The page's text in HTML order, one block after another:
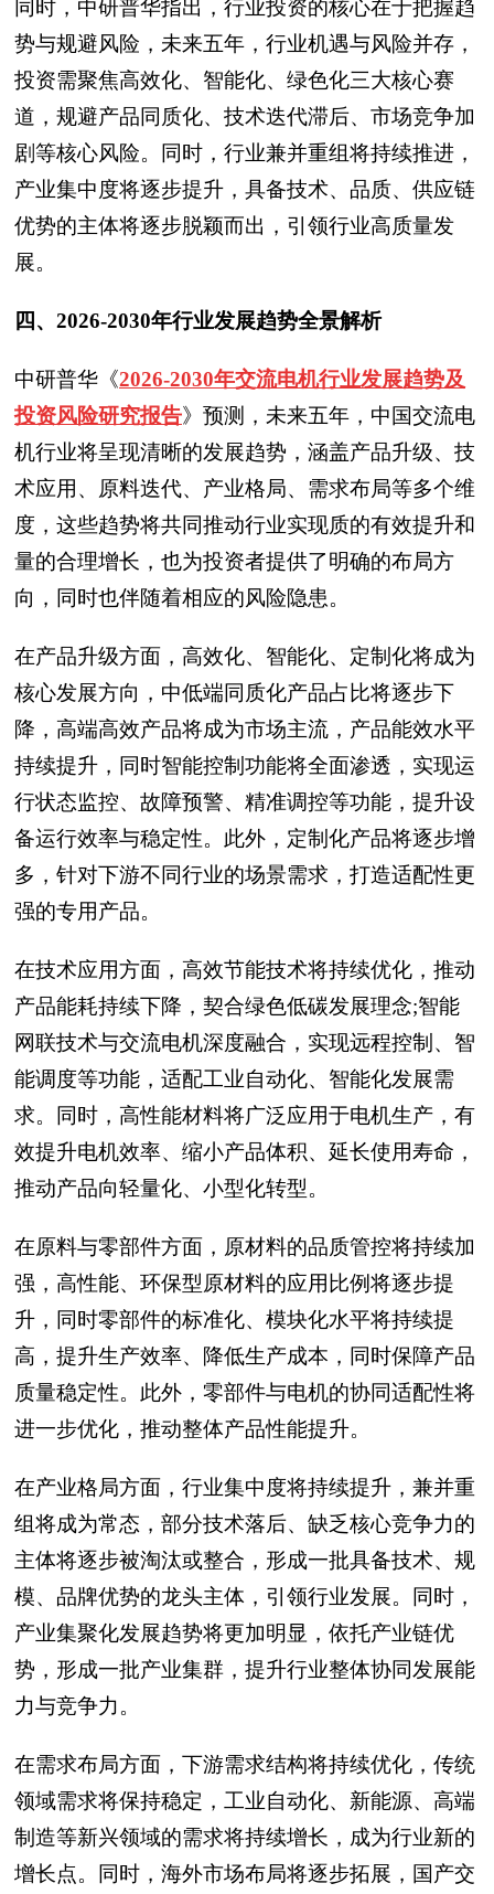
同时，中研普华指出，行业投资的核心在于把握趋
势与规避风险，未来五年，行业机遇与风险并存，
投资需聚焦高效化、智能化、绿色化三大核心赛
道，规避产品同质化、技术迭代滞后、市场竞争加
剧等核心风险。同时，行业兼并重组将持续推进，
产业集中度将逐步提升，具备技术、品质、供应链
优势的主体将逐步脱颖而出，引领行业高质量发
展。
四、2026-2030年行业发展趋势全景解析
中研普华 《2026-2030年交流电机行业发展趋势及
投资风险研究报告》预测， 未来五年，中国交流电
机行业将呈现清晰的发展趋势，涵盖产品升级、技
术应用、原料迭代、产业格局、需求布局等多个维
度，这些趋势将共同推动行业实现质的有效提升和
量的合理增长，也为投资者提供了明确的布局方
向，同时也伴随着相应的风险隐患。
在产品升级方面，高效化、智能化、定制化将成为
核心发展方向，中低端同质化产品占比将逐步下
降，高端高效产品将成为市场主流，产品能效水平
持续提升，同时智能控制功能将全面渗透，实现运
行状态监控、故障预警、精准调控等功能，提升设
备运行效率与稳定性。此外，定制化产品将逐步增
多，针对下游不同行业的场景需求，打造适配性更
强的专用产品。
在技术应用方面，高效节能技术将持续优化，推动
产品能耗持续下降，契合绿色低碳发展理念;智能
网联技术与交流电机深度融合，实现远程控制、智
能调度等功能，适配工业自动化、智能化发展需
求。同时，高性能材料将广泛应用于电机生产，有
效提升电机效率、缩小产品体积、延长使用寿命，
推动产品向轻量化、小型化转型。
在原料与零部件方面，原材料的品质管控将持续加
强，高性能、环保型原材料的应用比例将逐步提
升，同时零部件的标准化、模块化水平将持续提
高，提升生产效率、降低生产成本，同时保障产品
质量稳定性。此外，零部件与电机的协同适配性将
进一步优化，推动整体产品性能提升。
在产业格局方面，行业集中度将持续提升，兼并重
组将成为常态，部分技术落后、缺乏核心竞争力的
主体将逐步被淘汰或整合，形成一批具备技术、规
模、品牌优势的龙头主体，引领行业发展。同时，
产业集聚化发展趋势将更加明显，依托产业链优
势，形成一批产业集群，提升行业整体协同发展能
力与竞争力。
在需求布局方面，下游需求结构将持续优化，传统
领域需求将保持稳定，工业自动化、新能源、高端
制造等新兴领域的需求将持续增长，成为行业新的
增长点。同时，海外市场布局将逐步拓展，国产交